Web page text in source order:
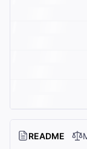
README